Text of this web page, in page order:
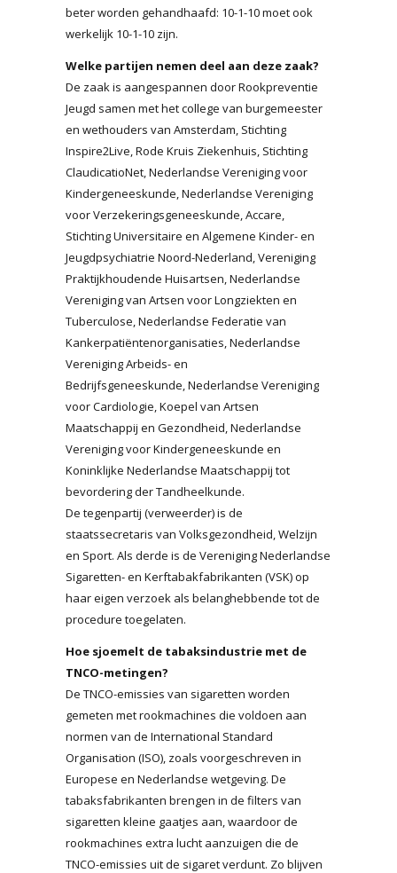
beter worden gehandhaafd: 10-1-10 moet ook
werkelijk 10-1-10 zijn.
Welke partijen nemen deel aan deze zaak?
De zaak is aangespannen door Rookpreventie
Jeugd samen met het college van burgemeester
en wethouders van Amsterdam, Stichting
Inspire2Live, Rode Kruis Ziekenhuis, Stichting
ClaudicatioNet, Nederlandse Vereniging voor
Kindergeneeskunde, Nederlandse Vereniging
voor Verzekeringsgeneeskunde, Accare,
Stichting Universitaire en Algemene Kinder- en
Jeugdpsychiatrie Noord-Nederland, Vereniging
Praktijkhoudende Huisartsen, Nederlandse
Vereniging van Artsen voor Longziekten en
Tuberculose, Nederlandse Federatie van
Kankerpatiëntenorganisaties, Nederlandse
Vereniging Arbeids- en
Bedrijfsgeneeskunde, Nederlandse Vereniging
voor Cardiologie, Koepel van Artsen
Maatschappij en Gezondheid, Nederlandse
Vereniging voor Kindergeneeskunde en
Koninklijke Nederlandse Maatschappij tot
bevordering der Tandheelkunde.
De tegenpartij (verweerder) is de
staatssecretaris van Volksgezondheid, Welzijn
en Sport. Als derde is de Vereniging Nederlandse
Sigaretten- en Kerftabakfabrikanten (VSK) op
haar eigen verzoek als belanghebbende tot de
procedure toegelaten.
Hoe sjoemelt de tabaksindustrie met de
TNCO-metingen?
De TNCO-emissies van sigaretten worden
gemeten met rookmachines die voldoen aan
normen van de International Standard
Organisation (ISO), zoals voorgeschreven in
Europese en Nederlandse wetgeving. De
tabaksfabrikanten brengen in de filters van
sigaretten kleine gaatjes aan, waardoor de
rookmachines extra lucht aanzuigen die de
TNCO-emissies uit de sigaret verdunt. Zo blijven